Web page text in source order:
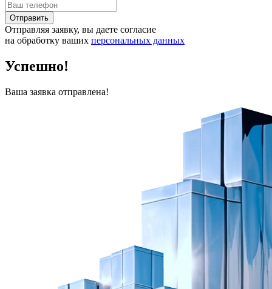
Отправить
Отправляя заявку, вы даете согласие
на обработку ваших персональных данных
Успешно!
Ваша заявка отправлена!